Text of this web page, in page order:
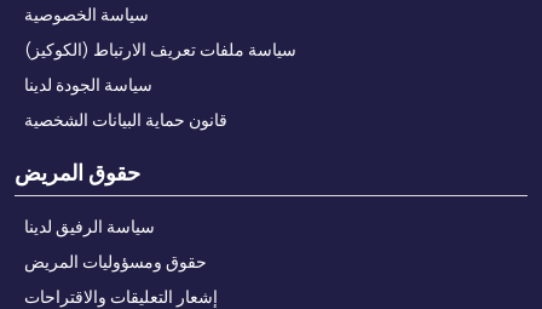
سياسة الخصوصية
سياسة ملفات تعريف الارتباط (الكوكيز)
سياسة الجودة لدينا
قانون حماية البيانات الشخصية
حقوق المريض
سياسة الرفيق لدينا
حقوق ومسؤوليات المريض
إشعار التعليقات والاقتراحات